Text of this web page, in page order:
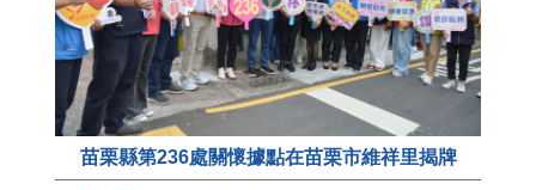
苗栗縣第236處關懷據點在苗栗市維祥里揭牌